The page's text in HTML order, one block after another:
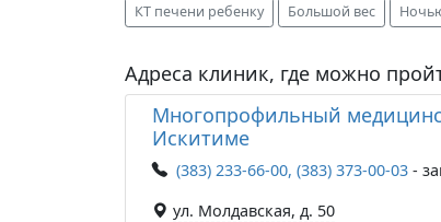
КТ печени ребенку Большой вес
Адреса клиник, где можно
Многопрофильный
Искитиме
(383) 233-66-00, (383) 373-00-03 -
ул. Молдавская, д. 50